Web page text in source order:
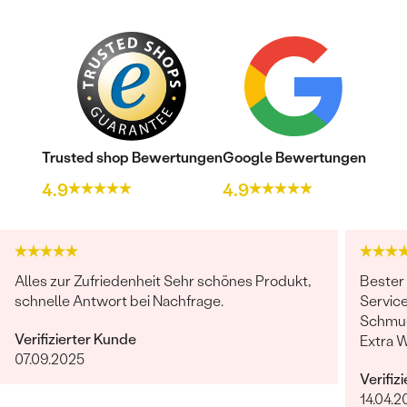
Bestseller
Trusted shop Bewertungen
4.9
Google Bewertungen
4.9
Alles zur Zufriedenheit Sehr schönes Produkt,
schnelle Antwort bei Nachfrage.
Verifizierter Kunde
07.09.2025
Bester
Extra